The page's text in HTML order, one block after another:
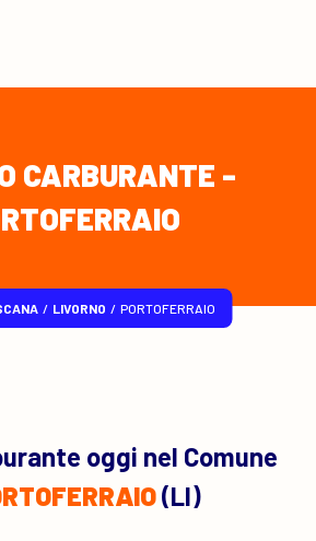
CARBURANTE -
/ LIVORNO / PORTOFERRAIO
oggi nel Comune
(LI)